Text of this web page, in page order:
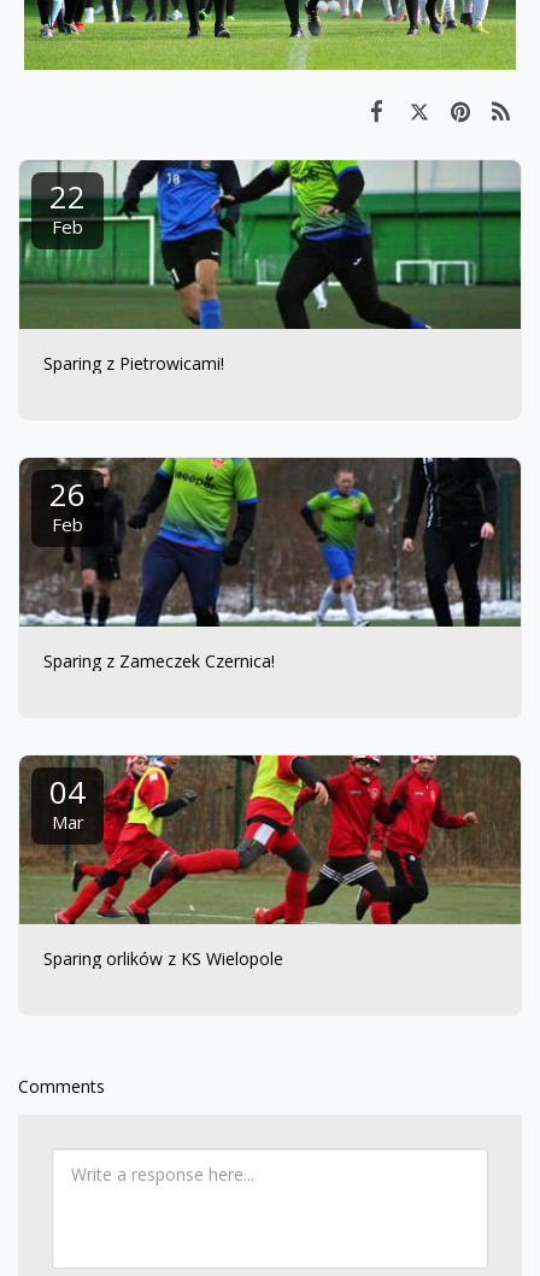
22
Feb
Sparing z Pietrowicami!
26
Feb
Sparing z Zameczek Czernica!
04
Mar
Sparing orlików z KS Wielopole
Comments